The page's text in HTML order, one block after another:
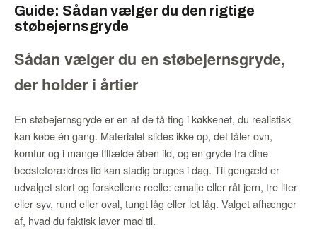
Guide: Sådan vælger du den rigtige
støbejernsgryde
Sådan vælger du en støbejernsgryde,
der holder i årtier
En støbejernsgryde er en af de få ting i køkkenet, du realistisk
kan købe én gang. Materialet slides ikke op, det tåler ovn,
komfur og i mange tilfælde åben ild, og en gryde fra dine
bedsteforældres tid kan stadig bruges i dag. Til gengæld er
udvalget stort og forskellene reelle: emalje eller råt jern, tre liter
eller syv, rund eller oval, tungt låg eller let låg. Valget afhænger
af, hvad du faktisk laver mad til.